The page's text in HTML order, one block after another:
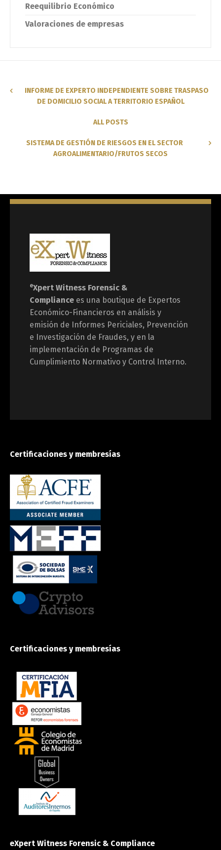
Reequilibrio Económico
Valoraciones de empresas
INFORME DE EXPERTO INDEPENDIENTE SOBRE TRASPASO
DE DOMICILIO SOCIAL A TERRITORIO ESPAÑOL
ALL POSTS
SISTEMA DE GESTIÓN DE RIESGOS EN EL SECTOR
AGROALIMENTARIO/FRUTOS SECOS
eXpert Witness Forensic &
Compliance es una boutique de Expertos
Económico-Financieros en análisis y
emisión de Informes Periciales, Prevención
e Investigación de Fraudes, y en la
implementación de Programas de
Cumplimiento Normativo y Control Interno.
Certificaciones y membresías
Certificaciones y membresías
eXpert Witness Forensic & Compliance
Switch The Language